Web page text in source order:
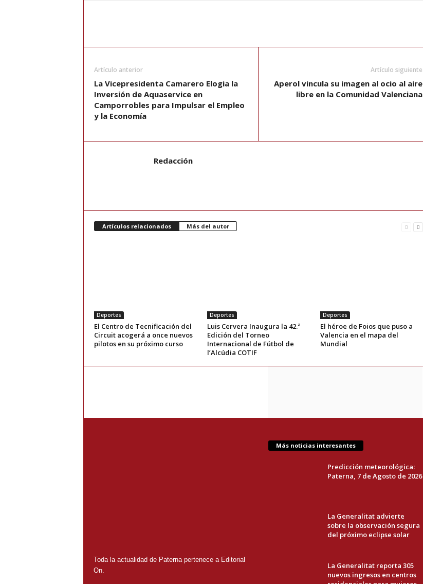
Artículo anterior
La Vicepresidenta Camarero Elogia la
Inversión de Aquaservice en
Camporrobles para Impulsar el Empleo
y la Economía
Artículo siguiente
Aperol vincula su imagen al ocio al aire
libre en la Comunidad Valenciana
Redacción
Artículos relacionados Más del autor
Deportes
El Centro de Tecnificación del
Circuit acogerá a once nuevos
pilotos en su próximo curso
Deportes
Luis Cervera Inaugura la 42.ª
Edición del Torneo
Internacional de Fútbol de
l’Alcúdia COTIF
Deportes
El héroe de Foios que puso a
Valencia en el mapa del
Mundial
Toda la actualidad de Paterna pertenece a Editorial
On.
Más noticias interesantes
Predicción meteorológica:
Paterna, 7 de Agosto de 2026
La Generalitat advierte
sobre la observación segura
del próximo eclipse solar
La Generalitat reporta 305
nuevos ingresos en centros